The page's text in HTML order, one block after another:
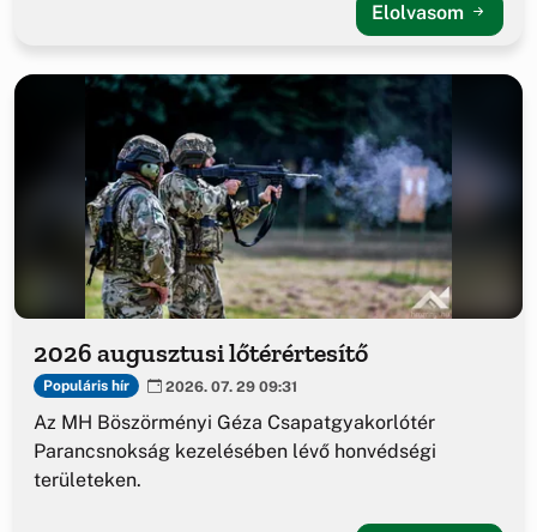
Elolvasom
2026 augusztusi lőtérértesítő
Populáris hír 2026. 07. 29 09:31
Az MH Böszörményi Géza Csapatgyakorlótér
Parancsnokság kezelésében lévő honvédségi
területeken.